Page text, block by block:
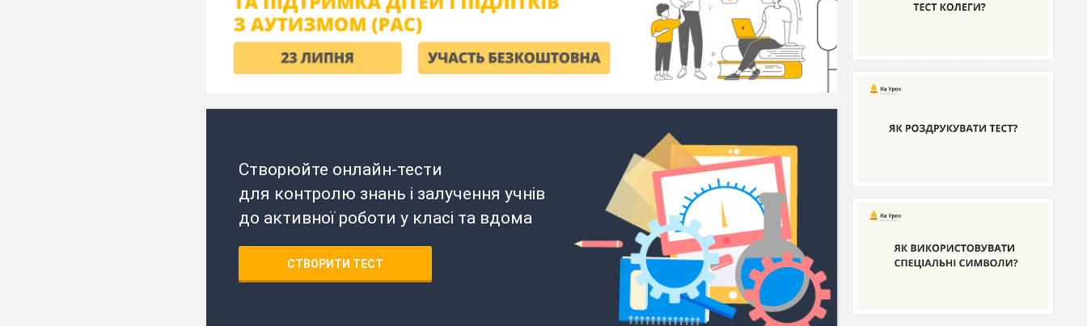
Створюйте онлайн-тести
для контролю знань і залучення учнів
до активної роботи у класі та вдома
СТВОРИТИ ТЕСТ